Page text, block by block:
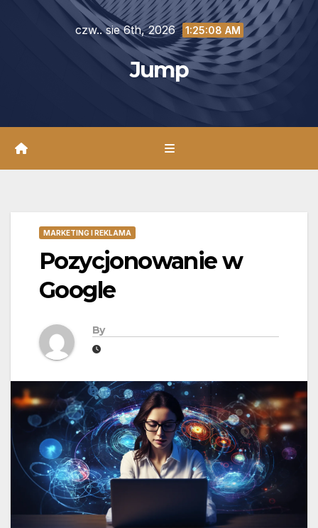
czw.. sie 6th, 2026 1:25:10 AM
Jump
MARKETING I REKLAMA
Pozycjonowanie w
Google
By